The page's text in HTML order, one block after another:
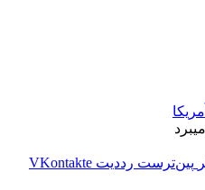
‫پین‌ترست ‫رددیت ‫VKontakte